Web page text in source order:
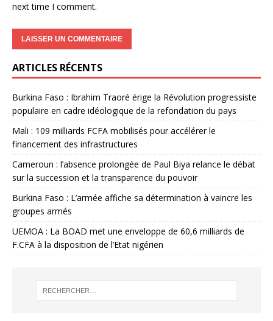
next time I comment.
ARTICLES RÉCENTS
Burkina Faso : Ibrahim Traoré érige la Révolution progressiste
populaire en cadre idéologique de la refondation du pays
Mali : 109 milliards FCFA mobilisés pour accélérer le
financement des infrastructures
Cameroun : l’absence prolongée de Paul Biya relance le débat
sur la succession et la transparence du pouvoir
Burkina Faso : L’armée affiche sa détermination à vaincre les
groupes armés
UEMOA : La BOAD met une enveloppe de 60,6 milliards de
F.CFA à la disposition de l’Etat nigérien